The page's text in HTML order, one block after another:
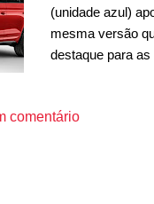
(unidade azul)
mesma versão
destaque para
motor e câmbio,
comentário